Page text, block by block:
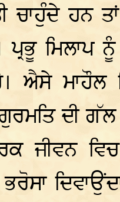
ਚਾਹੁੰਦੇ ਹਨ
ਮਿਲਾਪ
ਐਸੇ
ਦੀ ਗੱਲ
ਜੀਵਨ